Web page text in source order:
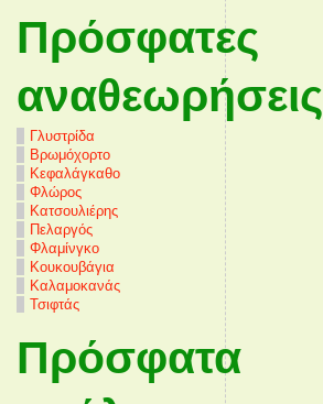
Πρόσφατες
αναθεωρήσεις
Γλυστρίδα
Βρωμόχορτο
Κεφαλάγκαθο
Φλώρος
Κατσουλιέρης
Πελαργός
Φλαμίνγκο
Κουκουβάγια
Καλαμοκανάς
Τσιφτάς
Πρόσφατα